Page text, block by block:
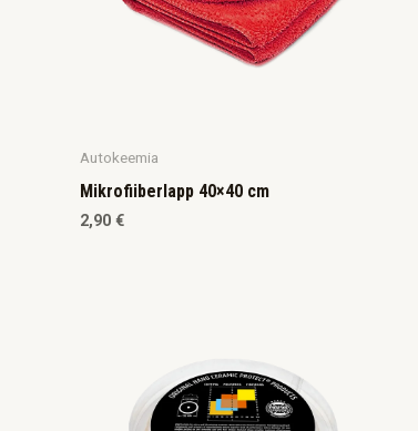
Autokeemia
Mikrofiiberlapp 40×40 cm
2,90 €